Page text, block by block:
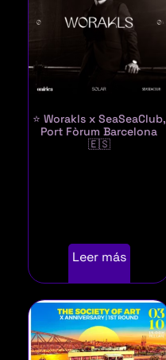
⭐ Worakls x SeaSeaClub,
Port Fòrum Barcelona
🇪🇸
Leer más